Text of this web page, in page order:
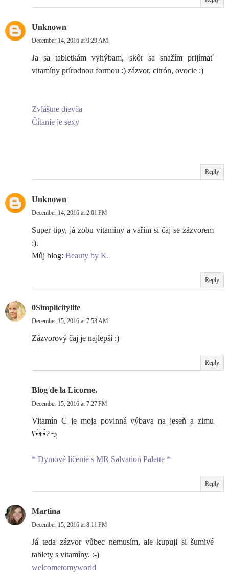
Unknown
December 14, 2016 at 9:29 AM
Ja sa tabletkám vyhýbam, skôr sa snažím prijímať
vitamíny prírodnou formou :) zázvor, citrón, ovocie :)
Zvláštne dievča
Čítanie je sexy
Reply
Unknown
December 14, 2016 at 2:01 PM
Super tipy, já zobu vitamíny a vařím si čaj se zázvorem
:).
Můj blog: Beauty by K.
Reply
0Simplicitylife
December 15, 2016 at 7:53 AM
Zázvorový čaj je najlepší :)
Reply
Blog de la Licorne.
December 15, 2016 at 7:27 PM
Vitamín C je moja povinná výbava na jeseň a zimu
ʕ•́ᴥ•̀ʔっ
* Dymové líčenie s MR Salvation Palette *
Reply
Martina
December 15, 2016 at 8:11 PM
Já teda zázvor vůbec nemusím, ale kupuji si šumivé
tablety s vitamíny. :-)
welcometomyworld